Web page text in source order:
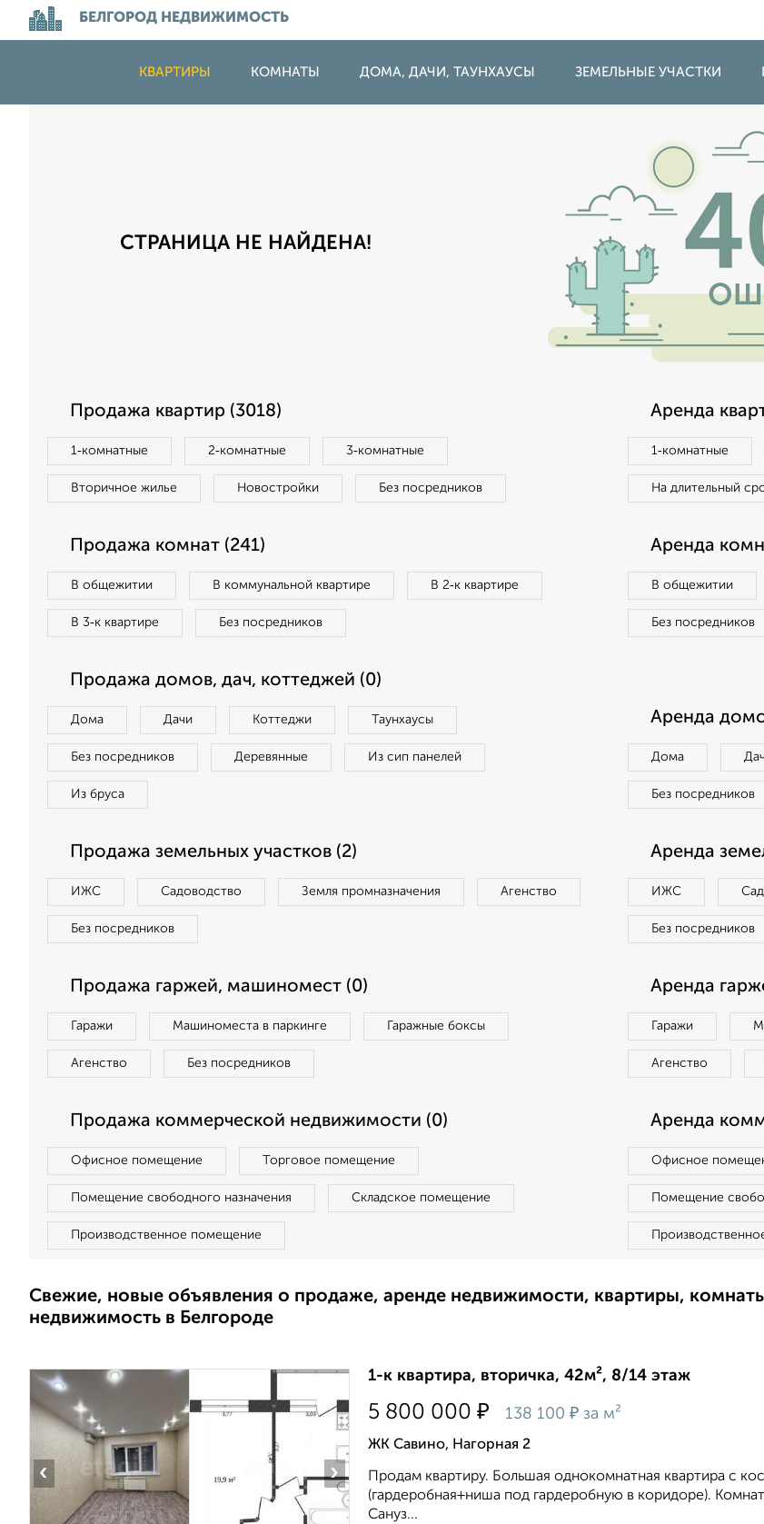
БЕЛГОРОД НЕДВИЖИМОСТЬ
КВАРТИРЫ КОМНАТЫ ДОМА, ДАЧИ, ТАУНХАУСЫ ЗЕМЕЛЬНЫЕ УЧАСТКИ
СТРАНИЦА НЕ НАЙДЕНА!
Продажа квартир (3018)
1‑комнатные 2‑комнатные 3‑комнатные
Вторичное жилье Новостройки Без посредников
Аренда
1‑комнатные
На длительный
Продажа комнат (241)
В общежитии В коммунальной квартире В 2‑к квартире
В 3‑к квартире Без посредников
Аренда
В общежитии
Без посредников
Продажа домов, дач, коттеджей (0)
Дома Дачи Коттеджи Таунхаусы
Без посредников Деревянные Из сип панелей
Из бруса
Аренда
Дома
Без посредников
Продажа земельных участков (2)
ИЖС Садоводство Земля промназначения Агенство
Без посредников
Аренда
ИЖС
Без посредников
Продажа гаржей, машиномест (0)
Гаражи Машиноместа в паркинге Гаражные боксы
Агенство Без посредников
Аренда
Гаражи
Агенство
Продажа коммерческой недвижимости (0)
Офисное помещение Торговое помещение
Помещение свободного назначения Складское помещение
Производственное помещение
Аренда
Офисное
Помещение
Свежие, новые объявления о продаже, аренде недвижимости, квартиры,
недвижимость в Белгороде
‹ ›
1-к квартира, вторичка, 42м², 8/14 этаж
5 800 000 ₽ 138 100 ₽ за м²
ЖК Савино, Нагорная 2
Продам квартиру. Большая однокомнатная квартира с
(гардеробная+ниша под гардеробную в коридоре).
Сануз...